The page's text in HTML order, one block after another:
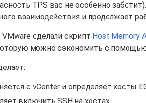
TPS вас не особенно
взаимодействия и продолжает
сделали скрипт Host Memory
можно сэкономить с
с vCenter и определяет хосты
включить SSH на хостах